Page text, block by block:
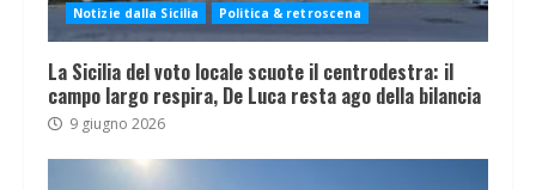
Notizie dalla Sicilia Politica & retroscena
La Sicilia del voto locale scuote il centrodestra: il
campo largo respira, De Luca resta ago della bilancia
9 giugno 2026